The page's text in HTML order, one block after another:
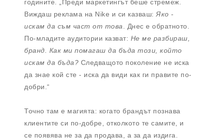
годините. „Преди маркетингът беше стремеж.
Виждаш реклама на Nike и си казваш:Яко -
искам да съм част от това. Днес е обратното.
По-младите аудитории казват: Не ме разбираш,
бранд. Как ми помагаш да бъда този, който
искам да бъда? Следващото поколение не иска
да знае кой сте - иска да види как ги правите по-
добри.“
Точно там е магията: когато брандът познава
клиентите си по-добре, отколкото те самите, и
се появява не за да продава, а за да издига.